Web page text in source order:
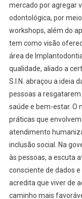
mercado por agregar
odontológica, por
workshops, além do
tem como visão
área de
qualidade, aliado a
S.I.N. abraçou a ideia
pessoas a
saúde e bem-estar. O
práticas que
atendimento
inclusão social. Na
às pessoas, a escuta
consciente de dados
acredita que viver de
caminho mais